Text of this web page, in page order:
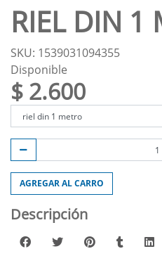
RIEL DIN 1
SKU: 1539031094355
Disponible
$ 2.600
AGREGAR AL CARRO
Descripción